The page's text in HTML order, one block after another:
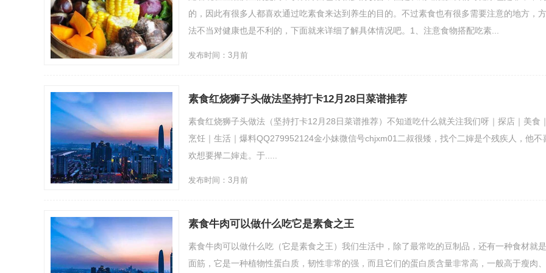
的，因此有很多人都喜欢通过吃素食来达到养生的目的。不过素食也有很多需要注意的地方，方
法不当对健康也是不利的，下面就来详细了解具体情况吧。1、注意食物搭配吃素...
发布时间：3月前
素食红烧狮子头做法坚持打卡12月28日菜谱推荐
素食红烧狮子头做法（坚持打卡12月28日菜谱推荐）不知道吃什么就关注我们呀｜探店｜美食｜
烹饪｜生活｜爆料QQ279952124金小妹微信号chjxm01二叔很矮，找个二婶是个残疾人，他不
欢想要撵二婶走。于.....
发布时间：3月前
素食牛肉可以做什么吃它是素食之王
素食牛肉可以做什么吃（它是素食之王）我们生活中，除了最常吃的豆制品，还有一种食材就是
面筋，它是一种植物性蛋白质，韧性非常的强，而且它们的蛋白质含量非常高，一般高于瘦肉、